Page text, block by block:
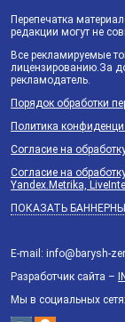
Перепечатка
редакции могут не
Все рекламируемые
лицензированию.За
рекламодатель.
Порядок обработки
Политика
Согласие на
Согласие на
Yandex.Metrika,
ПОКАЗАТЬ
E-mail: info@barysh-
Разработчик сайта –
Мы в социальных